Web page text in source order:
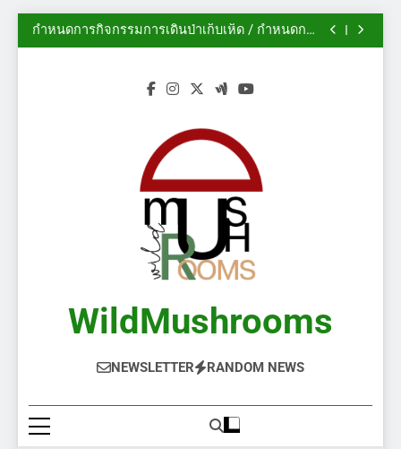
Skip
to
นิทรรศการสวนพฤกษศาสตร์เดวอน ปี 2014
กำหนดการกิจกรรมการเดินป่าเก็บเห็ด / กำหนดการ
งานกิจกรรม
ฟอรั่ม AMS: ฤดูกาลเห็ดในแคลการีเริ่มต้นแล้ว!
นิทรรศการสวนพฤกษศาสตร์เดวอน ปี 2014
กำหนดการกิจกรรมการเดินป่าเก็บเห็ด / กำหนดการ
ไม้ประดับ – เห็ดป่า
WildMushrooms
NEWSLETTER RANDOM NEWS